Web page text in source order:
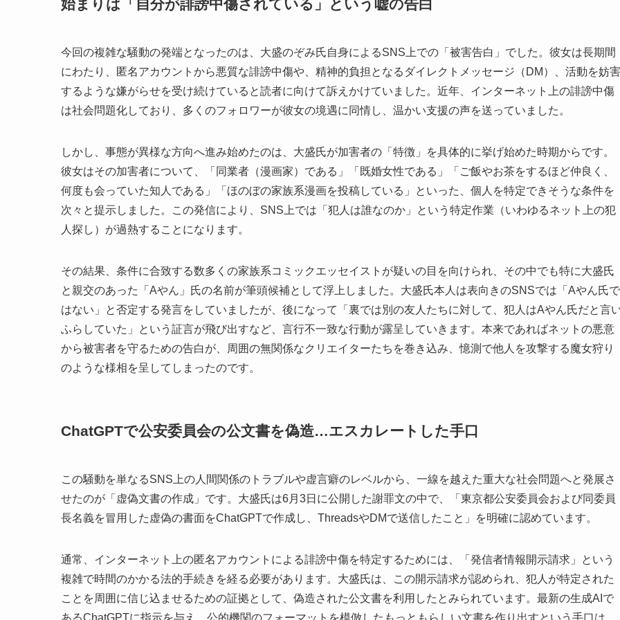
始まりは「自分が誹謗中傷されている」という嘘の告白
今回の複雑な騒動の発端となったのは、大盛のぞみ氏自身によるSNS上での「被害告白」でした。彼女は長期間
にわたり、匿名アカウントから悪質な誹謗中傷や、精神的負担となるダイレクトメッセージ（DM）、活動を妨害
するような嫌がらせを受け続けていると読者に向けて訴えかけていました。近年、インターネット上の誹謗中傷
は社会問題化しており、多くのフォロワーが彼女の境遇に同情し、温かい支援の声を送っていました。
しかし、事態が異様な方向へ進み始めたのは、大盛氏が加害者の「特徴」を具体的に挙げ始めた時期からです。
彼女はその加害者について、「同業者（漫画家）である」「既婚女性である」「ご飯やお茶をするほど仲良く、
何度も会っていた知人である」「ほのぼの家族系漫画を投稿している」といった、個人を特定できそうな条件を
次々と提示しました。この発信により、SNS上では「犯人は誰なのか」という特定作業（いわゆるネット上の犯
人探し）が過熱することになります。
その結果、条件に合致する数多くの家族系コミックエッセイストが疑いの目を向けられ、その中でも特に大盛氏
と親交のあった「Aやん」氏の名前が筆頭候補として浮上しました。大盛氏本人は表向きのSNSでは「Aやん氏で
はない」と否定する発言をしていましたが、後になって「裏では別の友人たちに対して、犯人はAやん氏だと言
ふらしていた」という証言が飛び出すなど、言行不一致な行動が露呈していきます。本来であればネットの悪意
から被害者を守るための告白が、周囲の無関係なクリエイターたちを巻き込み、憶測で他人を攻撃する魔女狩り
のような様相を呈してしまったのです。
ChatGPTで公安委員会の公文書を偽造…エスカレートした手口
この騒動を単なるSNS上の人間関係のトラブルや虚言癖のレベルから、一線を越えた重大な社会問題へと発展さ
せたのが「虚偽文書の作成」です。大盛氏は6月3日に公開した謝罪文の中で、「東京都公安委員会および同委員
長名義を冒用した虚偽の書面をChatGPTで作成し、ThreadsやDMで送信したこと」を明確に認めています。
通常、インターネット上の匿名アカウントによる誹謗中傷を特定するためには、「発信者情報開示請求」という
複雑で時間のかかる法的手続きを経る必要があります。大盛氏は、この開示請求が認められ、犯人が特定された
ことを周囲に信じ込ませるための証拠として、偽造された公文書を利用したとみられています。最新の生成AIで
あるChatGPTに指示を与え、公的機関のフォーマットを模倣したもっともらしい文書を作り出すという手口は、